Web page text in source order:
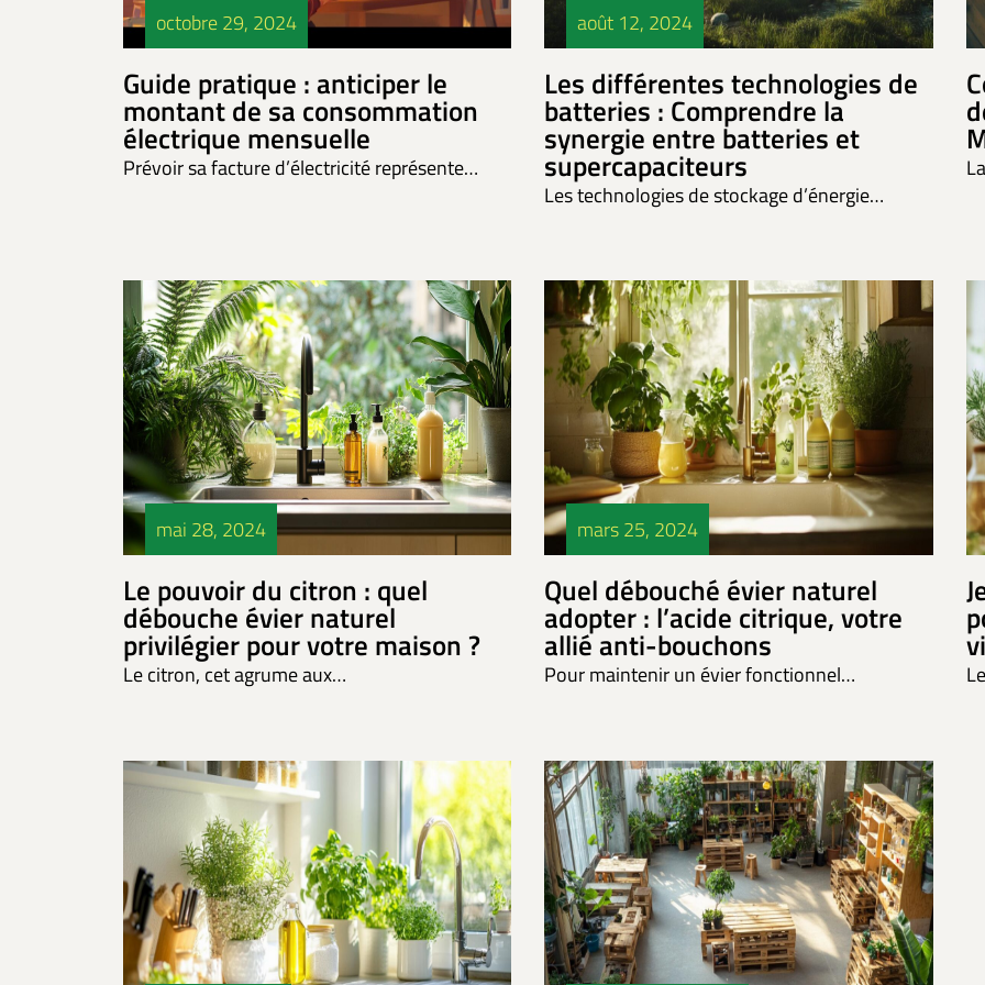
octobre 29, 2024
Guide pratique : anticiper le
montant de sa consommation
électrique mensuelle
Prévoir sa facture d’électricité représente…
août 12, 2024
Les différentes technologies de
batteries : Comprendre la
synergie entre batteries et
supercapaciteurs
Les technologies de stockage d’énergie…
mai 28, 2024
Le pouvoir du citron : quel
débouche évier naturel
privilégier pour votre maison ?
Le citron, cet agrume aux…
mars 25, 2024
Quel débouché évier naturel
adopter : l’acide citrique, votre
allié anti-bouchons
Pour maintenir un évier fonctionnel…